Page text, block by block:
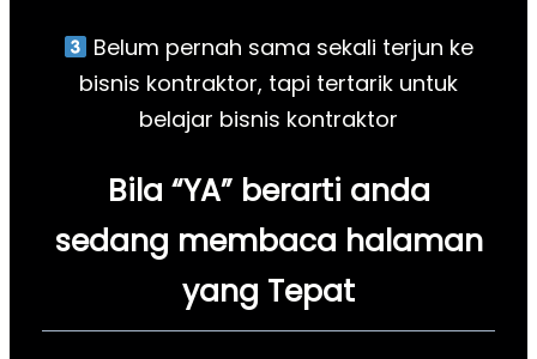
Belum pernah sama sekali terjun ke
bisnis kontraktor, tapi tertarik untuk
belajar bisnis kontraktor
Bila “YA” berarti anda
sedang membaca halaman
yang Tepat